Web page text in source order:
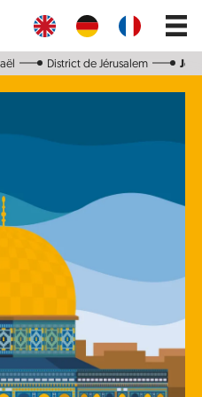
Main
District de Jérusalem